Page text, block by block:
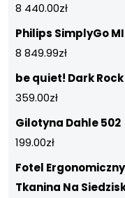
8 440.00zł
Philips SimplyGo
8 849.99zł
be quiet! Dark Rock
359.00zł
Gilotyna Dahle 502
199.00zł
Fotel
Tkanina Na